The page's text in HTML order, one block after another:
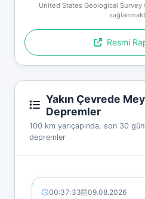
United States Geological Survey
Resmi
Yakın Çevrede
Depremler
100 km yarıçapında, son 30
depremler
00:37:33 09.08.2026